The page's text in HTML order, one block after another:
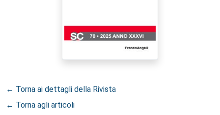
← Torna ai dettagli della Rivista
← Torna agli articoli